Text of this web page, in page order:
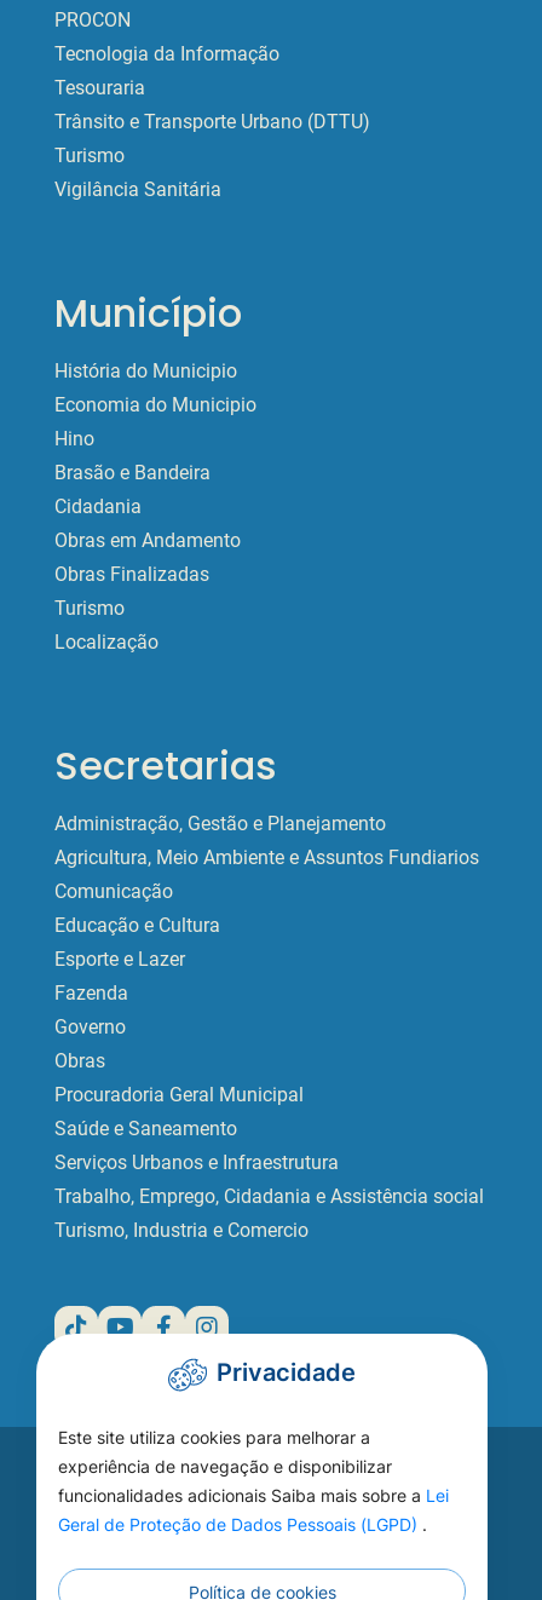
PROCON
Tecnologia da Informação
Tesouraria
Trânsito e Transporte Urbano (DTTU)
Turismo
Vigilância Sanitária
Município
História do Municipio
Economia do Municipio
Hino
Brasão e Bandeira
Cidadania
Obras em Andamento
Obras Finalizadas
Turismo
Localização
Secretarias
Administração, Gestão e Planejamento
Agricultura, Meio Ambiente e Assuntos Fundiarios
Comunicação
Educação e Cultura
Esporte e Lazer
Fazenda
Governo
Obras
Procuradoria Geral Municipal
Saúde e Saneamento
Serviços Urbanos e Infraestrutura
Trabalho, Emprego, Cidadania e Assistência social
Turismo, Industria e Comercio
Acesse seu
WEBMAIL
Privacidade
Este site utiliza cookies para melhorar a
experiência de navegação e disponibilizar
funcionalidades adicionais Saiba mais sobre a Lei
Geral de Proteção de Dados Pessoais (LGPD) .
Política de cookies